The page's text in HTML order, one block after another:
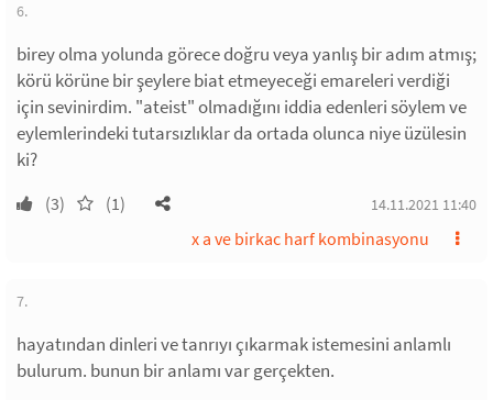
6.
birey olma yolunda görece doğru veya yanlış bir adım atmış;
körü körüne bir şeylere biat etmeyeceği emareleri verdiği
için sevinirdim. "ateist" olmadığını iddia edenleri söylem ve
eylemlerindeki tutarsızlıklar da ortada olunca niye üzülesin
ki?
(3) (1) 14.11.2021 11:40
x a ve birkac harf kombinasyonu
7.
hayatından dinleri ve tanrıyı çıkarmak istemesini anlamlı
bulurum. bunun bir anlamı var gerçekten.